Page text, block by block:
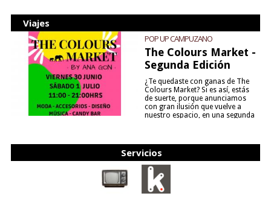
Viajes
POP UP CAMPUZANO
The Colours Market -
Segunda Edición
¿Te quedaste con ganas de The
Colours Market? Si es así, estás
de suerte, porque anunciamos
con gran ilusión que vuelve a
nuestro espacio, en una segunda
Servicios